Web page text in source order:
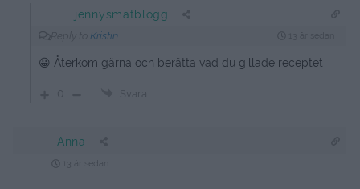
jennysmatblogg
Kristin
😀 Återkom gärna och berätta vad du gillade receptet
0 Svara
Anna
13 år sedan